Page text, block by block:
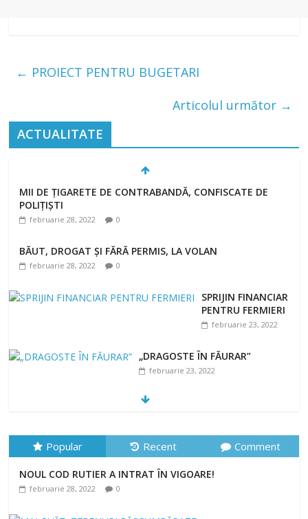
← PROIECT PENTRU BUGETARI
Articolul următor →
ACTUALITATE
MII DE ȚIGARETE DE CONTRABANDĂ, CONFISCATE DE
POLIȚIȘTI
februarie 28, 2022 0
BĂUT, DROGAT ȘI FĂRĂ PERMIS, LA VOLAN
februarie 28, 2022 0
SPRIJIN FINANCIAR
PENTRU FERMIERI
februarie 23, 2022
„DRAGOSTE ÎN FĂURAR”
februarie 23, 2022
NOUL COD RUTIER A INTRAT ÎN VIGOARE!
Popular Recent Comment
NOUL COD RUTIER A INTRAT ÎN VIGOARE!
februarie 28, 2022 0